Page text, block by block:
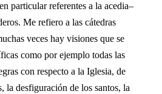
particular referentes a la acedia–
Me refiero a las cátedras
veces hay visiones que se
como por ejemplo todas las
con respecto a la Iglesia, de
la desfiguración de los santos, la